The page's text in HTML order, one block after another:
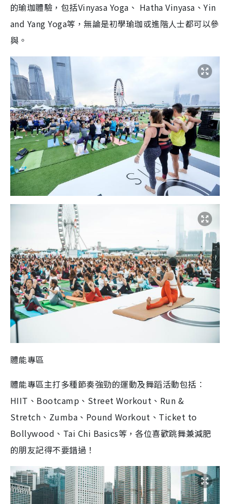
的瑜珈體驗，包括Vinyasa Yoga、 Hatha Vinyasa、Yin
and Yang Yoga等，無論是初學瑜珈或進階人士都可以參
與。
體能專區
體能專區主打多種節奏強勁的運動及舞蹈活動包括︰
HIIT、Bootcamp、Street Workout、Run &
Stretch、Zumba、Pound Workout、Ticket to
Bollywood、Tai Chi Basics等，各位喜歡跳舞兼減肥
的朋友記得不要錯過！